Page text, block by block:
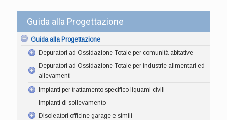
Guida alla Progettazione
Guida alla Progettazione
Depuratori ad Ossidazione Totale per comunità abitative
Depuratori ad Ossidazione Totale per industrie alimentari ed
allevamenti
Impianti per trattamento specifico liquami civili
Impianti di sollevamento
Disoleatori officine garage e simili